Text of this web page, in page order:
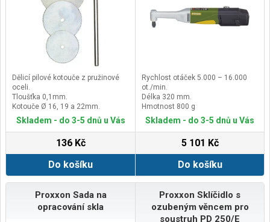
Dělicí pilové kotouče z pružinové
oceli.
Tloušťka 0,1mm.
Kotouče Ø 16, 19 a 22mm.
Stopka Ø 2,35mm.Při ručním
opracování doporučujeme použití
číslo 28946)Vhodné na plasty,
dřevo a barevné kovy.
Skladem - do 3-5 dnů u Vás
136 Kč
Do košíku
Rychlost otáček 5.000 – 16.000
ot./min.
Délka 320 mm.
Hmotnost 800 g
Skladem - do 3-5 dnů u Vás
5 101 Kč
Do košíku
Proxxon Sada na
opracování skla
Proxxon Sklíčidlo s
ozubeným věncem pro
soustruh PD 250/E